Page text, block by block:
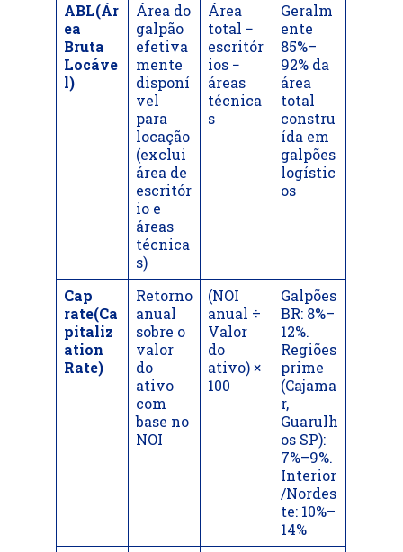
ABL(Ár
ea
Bruta
Locáve
l)
Área do
galpão
efetiva
mente
disponí
vel
para
locação
(exclui
área de
escritór
io e
áreas
técnica
s)
Área
total −
escritór
ios −
áreas
técnica
s
Geralm
ente
85%–
92% da
área
total
constru
ída em
galpões
logístic
os
Cap
rate(Ca
pitaliz
ation
Rate)
Retorno
anual
sobre o
valor
do
ativo
com
base no
NOI
(NOI
anual ÷
Valor
do
ativo) ×
100
Galpões
BR: 8%–
12%.
Regiões
prime
(Cajama
r,
Guarulh
os SP):
7%–9%.
Interior
/Nordes
te: 10%–
14%